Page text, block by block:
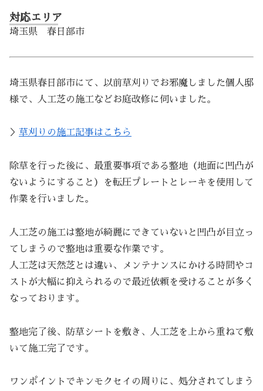
対応エリア
埼玉県 春日部市
埼玉県春日部市にて、以前草刈りでお邪魔しました個人邸
様で、人工芝の施工などお庭改修に伺いました。
＞ 草刈りの施工記事はこちら
除草を行った後に、最重要事項である整地（地面に凹凸が
ないようにすること）を転圧プレートとレーキを使用して
作業を行いました。
人工芝の施工は整地が綺麗にできていないと凹凸が目立っ
てしまうので整地は重要な作業です。
人工芝は天然芝とは違い、メンテナンスにかける時間やコ
ストが大幅に抑えられるので最近依頼を受けることが多く
なっております。
整地完了後、防草シートを敷き、人工芝を上から重ねて敷
いて施工完了です。
ワンポイントでキンモクセイの周りに、処分されてしまう